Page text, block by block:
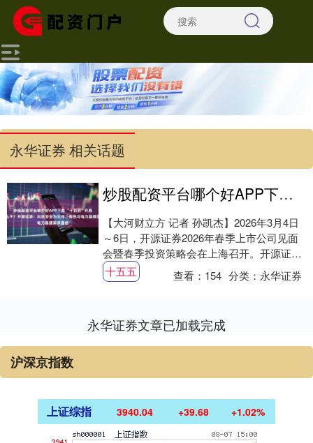
永华证券 相关话题
炒股配资平台哪个好APP下载 “十五五”开局之年怎么干？开源证券：科技安全为主线，有色与电力基建需求重估
【大河财立方 记者 孙凯杰】2026年3月4日
～6日，开源证券2026年春季上市公司见面
会暨春季投资策略会在上海召开。开源证券
研究团队携手专家学者、行业领袖、上....
十五五 查看： 154 分类： 永华证券
永华证券文章已加载完成
沪深京指数
上证综指 3940.04 +39.68 +1.02%